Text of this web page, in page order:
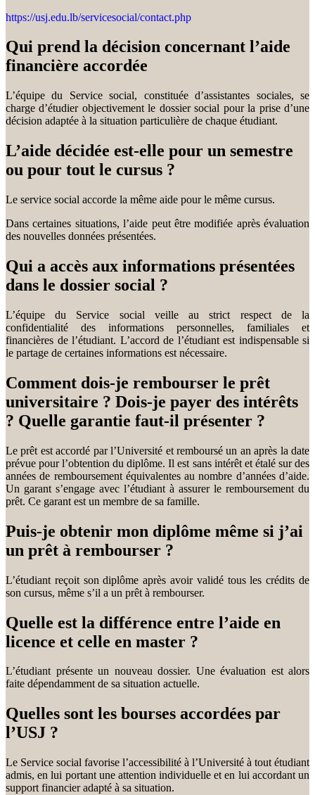
https://usj.edu.lb/servicesocial/contact.php
Qui prend la décision concernant l’aide
financière accordée
L’équipe du Service social, constituée d’assistantes sociales, se
charge d’étudier objectivement le dossier social pour la prise d’une
décision adaptée à la situation particulière de chaque étudiant.
L’aide décidée est-elle pour un semestre
ou pour tout le cursus ?
Le service social accorde la même aide pour le même cursus.
Dans certaines situations, l’aide peut être modifiée après évaluation
des nouvelles données présentées.
Qui a accès aux informations présentées
dans le dossier social ?
L’équipe du Service social veille au strict respect de la
confidentialité des informations personnelles, familiales et
financières de l’étudiant. L’accord de l’étudiant est indispensable si
le partage de certaines informations est nécessaire.
Comment dois-je rembourser le prêt
universitaire ? Dois-je payer des intérêts
? Quelle garantie faut-il présenter ?
Le prêt est accordé par l’Université et remboursé un an après la date
prévue pour l’obtention du diplôme. Il est sans intérêt et étalé sur des
années de remboursement équivalentes au nombre d’années d’aide.
Un garant s’engage avec l’étudiant à assurer le remboursement du
prêt. Ce garant est un membre de sa famille.
Puis-je obtenir mon diplôme même si j’ai
un prêt à rembourser ?
L’étudiant reçoit son diplôme après avoir validé tous les crédits de
son cursus, même s’il a un prêt à rembourser.
Quelle est la différence entre l’aide en
licence et celle en master ?
L’étudiant présente un nouveau dossier. Une évaluation est alors
faite dépendamment de sa situation actuelle.
Quelles sont les bourses accordées par
l’USJ ?
Le Service social favorise l’accessibilité à l’Université à tout étudiant
admis, en lui portant une attention individuelle et en lui accordant un
support financier adapté à sa situation.